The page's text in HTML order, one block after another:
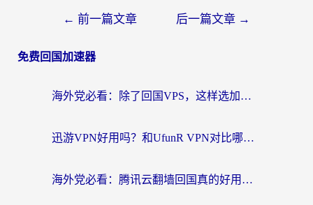
← 前一篇文章 后一篇文章 →
免费回国加速器
海外党必看：除了回国VPS，这样选加速器也能无缝刷国内资源？
迅游VPN好用吗？和UfunR VPN对比哪个回国效果更好？海外党亲测避坑指南
海外党必看：腾讯云翻墙回国真的好用吗？+ 3步选对回国加速器指南